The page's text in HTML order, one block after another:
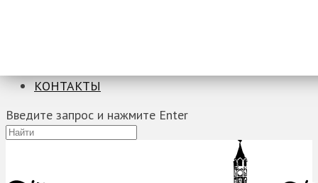
КОНТАКТЫ
Введите запрос и нажмите Enter